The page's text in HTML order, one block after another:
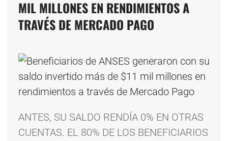
MIL MILLONES EN RENDIMIENTOS A
TRAVÉS DE MERCADO PAGO
ANTES, SU SALDO RENDÍA 0% EN OTRAS
CUENTAS. EL 80% DE LOS BENEFICIARIOS